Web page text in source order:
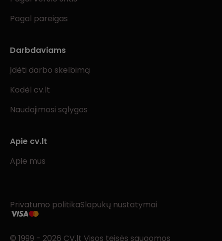
Pagal pareigas
Darbdaviams
Įdėti darbo skelbimą
Kodėl cv.lt
Naudojimosi sąlygos
Apie cv.lt
Apie mus
Privatumo politikaSlapukų nustatymai
© 1999 - 2026 CV.lt Visos teisės saugomos